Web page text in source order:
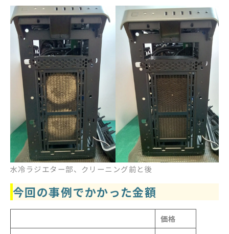
水冷ラジエター部、クリーニング前と後
今回の事例でかかった金額
価格